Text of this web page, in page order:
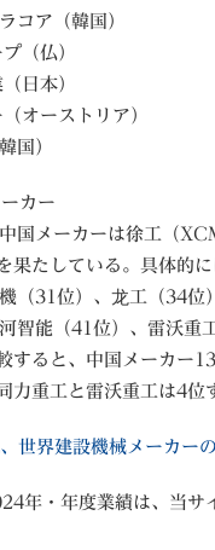
コア（韓国）
（仏）
日本）
オーストリア）
国）
カー
国メーカーは徐工（
果たしている。具体的
（31位）、龙工（34
智能（41位）、雷沃重
すると、中国メーカー
力重工と雷沃重工は4位
世界建設機械メーカー
年・年度業績は、当